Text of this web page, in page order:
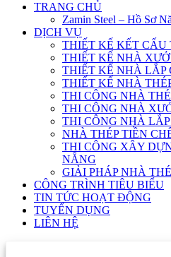
TRANG CHỦ
Zamin Steel – Hồ Sơ
DỊCH VỤ
THIẾT KẾ KẾT CẤU
THIẾT KẾ NHÀ
THIẾT KẾ NHÀ LẮP
THIẾT KẾ NHÀ
THI CÔNG NHÀ
THI CÔNG NHÀ
THI CÔNG NHÀ LẮP
NHÀ THÉP TIỀN
THI CÔNG XÂY
NẴNG
GIẢI PHÁP NHÀ
CÔNG TRÌNH TIÊU BIỂU
TIN TỨC HOẠT ĐỘNG
TUYỂN DỤNG
LIÊN HỆ